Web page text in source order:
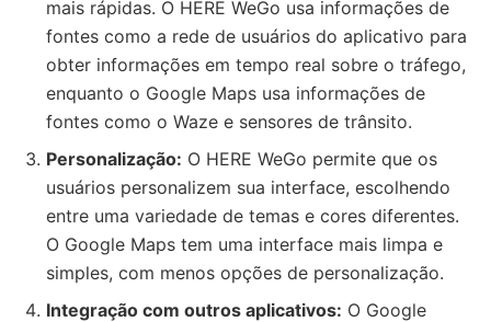
mais rápidas. O HERE WeGo usa informações de
fontes como a rede de usuários do aplicativo para
obter informações em tempo real sobre o tráfego,
enquanto o Google Maps usa informações de
fontes como o Waze e sensores de trânsito.
Personalização: O HERE WeGo permite que os
usuários personalizem sua interface, escolhendo
entre uma variedade de temas e cores diferentes.
O Google Maps tem uma interface mais limpa e
simples, com menos opções de personalização.
Integração com outros aplicativos: O Google